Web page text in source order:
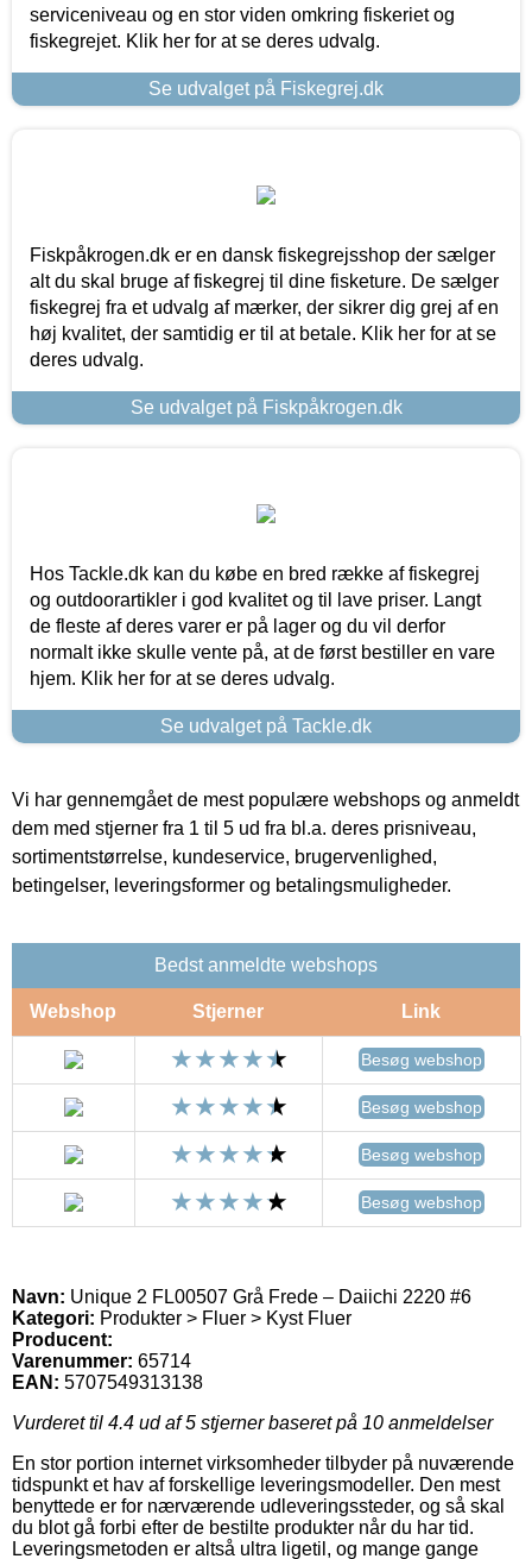
serviceniveau og en stor viden omkring fiskeriet og
fiskegrejet. Klik her for at se deres udvalg.
Se udvalget på Fiskegrej.dk
Fiskpåkrogen.dk er en dansk fiskegrejsshop der sælger
alt du skal bruge af fiskegrej til dine fisketure. De sælger
fiskegrej fra et udvalg af mærker, der sikrer dig grej af en
høj kvalitet, der samtidig er til at betale. Klik her for at se
deres udvalg.
Se udvalget på Fiskpåkrogen.dk
Hos Tackle.dk kan du købe en bred række af fiskegrej
og outdoorartikler i god kvalitet og til lave priser. Langt
de fleste af deres varer er på lager og du vil derfor
normalt ikke skulle vente på, at de først bestiller en vare
hjem. Klik her for at se deres udvalg.
Se udvalget på Tackle.dk
Vi har gennemgået de mest populære webshops og anmeldt
dem med stjerner fra 1 til 5 ud fra bl.a. deres prisniveau,
sortimentstørrelse, kundeservice, brugervenlighed,
betingelser, leveringsformer og betalingsmuligheder.
Bedst anmeldte webshops
Webshop Stjerner Link
Besøg webshop
Besøg webshop
Besøg webshop
Besøg webshop
Navn: Unique 2 FL00507 Grå Frede – Daiichi 2220 #6
Kategori: Produkter > Fluer > Kyst Fluer
Producent:
Varenummer: 65714
EAN: 5707549313138
Vurderet til 4.4 ud af 5 stjerner baseret på 10 anmeldelser
En stor portion internet virksomheder tilbyder på nuværende
tidspunkt et hav af forskellige leveringsmodeller. Den mest
benyttede er for nærværende udleveringssteder, og så skal
du blot gå forbi efter de bestilte produkter når du har tid.
Leveringsmetoden er altså ultra ligetil, og mange gange